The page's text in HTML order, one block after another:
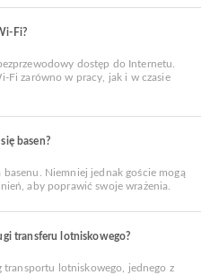
Fi?
dostęp do Internetu.
Fi zarówno w pracy, jak i w czasie
basen?
Niemniej jednak goście mogą
aby poprawić swoje wrażenia.
transferu lotniskowego?
transportu lotniskowego, jednego z